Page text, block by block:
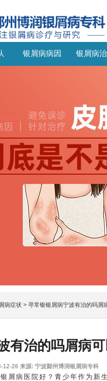
银屑病病因 银屑病
病症状 > 寻常银银屑病宁波有治的吗屑
有治的吗屑病
12-26 来源: 宁波鄞州博润银屑病专科
病医院好？青少年作为新